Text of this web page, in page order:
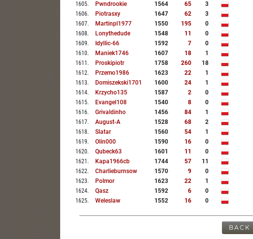
1605. Pwndrookie 1564 65
3
1606. Piotrasxy 1647 62
3
1607. Martinpl1977 1550 195
0
1608. Lonythedude 1548 11
0
1609. Idyllic-66 1592 7
0
1610. Maniek1746 1607 18
1
1611 . Proskipiotr 1758 260
18
1612. Przemo1986 1623 22
1
1613. Domiszekski1701 1600 24
1
1614. Krzycho135 1587 2
0
1615. Evangel108 1540 8
0
1616. Grivaldinho 1456 84
1
1617. August-A 1528 68
2
1618. Slatar 1560 54
1
1619. Olin000 1590 16
0
1620. Qubeck63 1601 11
0
1621 . Kapa1966cb 1744 57
11
1622. Charlieburnsow 1570 9
0
1623. Polmor 1623 22
1
1624. Qasz 1592 6
0
1625. Weleslaw 1552 16 0
BACK